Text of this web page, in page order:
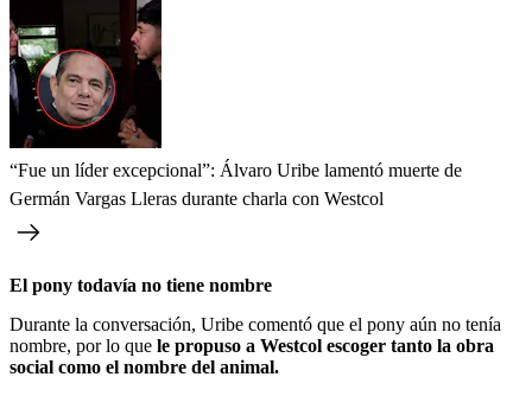
“Fue un líder excepcional”: Álvaro Uribe lamentó muerte de
Germán Vargas Lleras durante charla con Westcol
El pony todavía no tiene nombre
Durante la conversación, Uribe comentó que el pony aún no tenía
nombre, por lo que le propuso a Westcol escoger tanto la obra
social como el nombre del animal.